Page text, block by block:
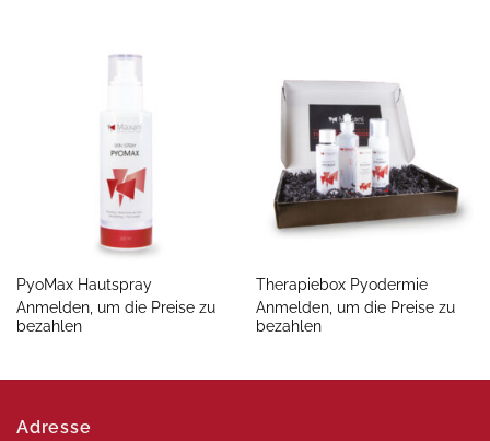
PyoMax Hautspray
Anmelden, um die Preise zu
bezahlen
Therapiebox Pyodermie
Anmelden, um die Preise zu
bezahlen
Adresse